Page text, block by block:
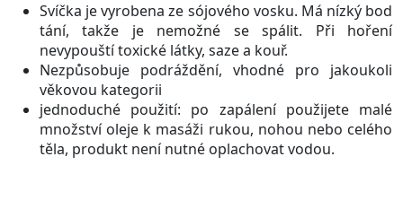
Svíčka je vyrobena ze sójového vosku. Má nízký bod
tání, takže je nemožné se spálit. Při hoření
nevypouští toxické látky, saze a kouř.
Nezpůsobuje podráždění, vhodné pro jakoukoli
věkovou kategorii
jednoduché použití: po zapálení použijete malé
množství oleje k masáži rukou, nohou nebo celého
těla, produkt není nutné oplachovat vodou.